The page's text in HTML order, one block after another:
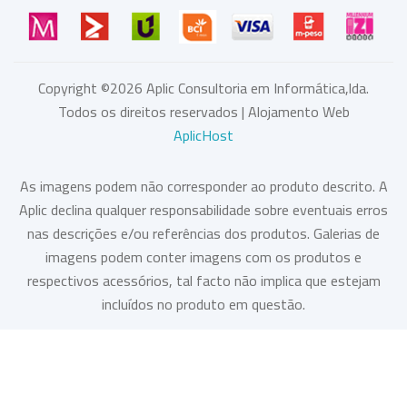
Copyright ©2026Aplic Consultoria em Informática,lda.
Todos os direitos reservados | Alojamento Web
AplicHost
As imagens podem não corresponder ao produto descrito. A
Aplic declina qualquer responsabilidade sobre eventuais erros
nas descrições e/ou referências dos produtos. Galerias de
imagens podem conter imagens com os produtos e
respectivos acessórios, tal facto não implica que estejam
incluídos no produto em questão.